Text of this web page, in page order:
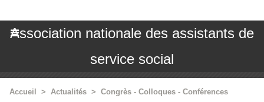
Association nationale des assistants de
service social
Accueil > Actualités > Congrès - Colloques - Conférences